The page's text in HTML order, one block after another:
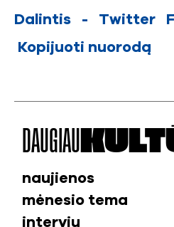
Dalintis - Twitter
Kopijuoti nuorodą
DAUGIAU
naujienos
mėnesio tema
interviu